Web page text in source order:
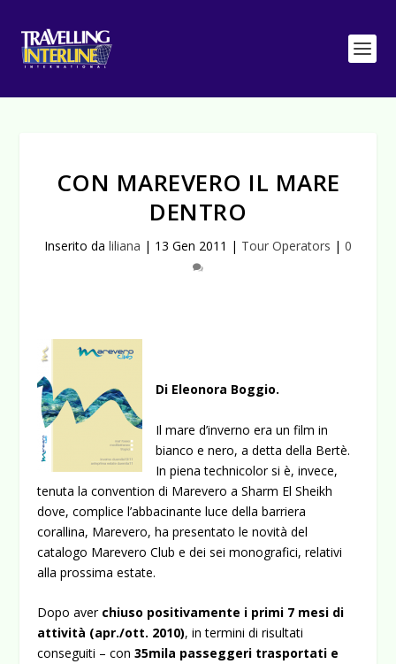
CON MAREVERO IL MARE
DENTRO
Inserito da liliana | 13 Gen 2011 | Tour Operators | 0
Di Eleonora Boggio.
Il mare d’inverno era un film in
bianco e nero, a detta della Bertè.
In piena technicolor si è, invece,
tenuta la convention di Marevero a Sharm El Sheikh
dove, complice l’abbacinante luce della barriera
corallina, Marevero, ha presentato le novità del
catalogo Marevero Club e dei sei monografici, relativi
alla prossima estate.
Dopo aver chiuso positivamente i primi 7 mesi di
attività (apr./ott. 2010), in termini di risultati
conseguiti – con35mila passeggeri trasportati e